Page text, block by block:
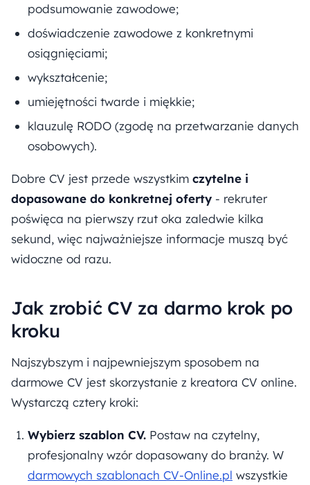
podsumowanie zawodowe;
doświadczenie zawodowe z konkretnymi
osiągnięciami;
wykształcenie;
umiejętności twarde i miękkie;
klauzulę RODO (zgodę na przetwarzanie danych
osobowych).
Dobre CV jest przede wszystkim czytelne i
dopasowane do konkretnej oferty - rekruter
poświęca na pierwszy rzut oka zaledwie kilka
sekund, więc najważniejsze informacje muszą być
widoczne od razu.
Jak zrobić CV za darmo krok po
kroku
Najszybszym i najpewniejszym sposobem na
darmowe CV jest skorzystanie z kreatora CV online.
Wystarczą cztery kroki:
Wybierz szablon CV. Postaw na czytelny,
profesjonalny wzór dopasowany do branży. W
darmowych szablonach CV-Online.pl wszystkie